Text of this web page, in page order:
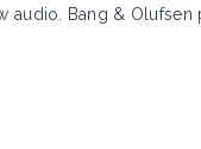
Bang & Olufsen